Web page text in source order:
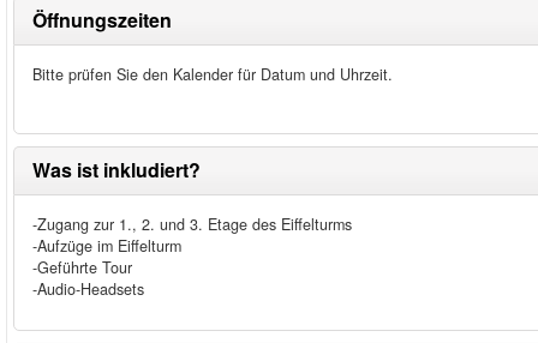
Öffnungszeiten
Bitte prüfen Sie den Kalender für Datum und Uhrzeit.
Was ist inkludiert?
-Zugang zur 1., 2. und 3. Etage des Eiffelturms
-Aufzüge im Eiffelturm
-Geführte Tour
-Audio-Headsets